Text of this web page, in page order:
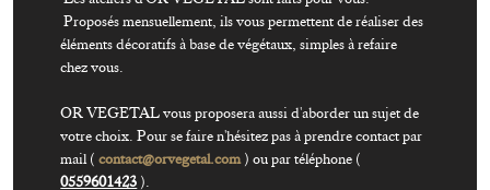
Proposés mensuellement, ils vous permettent de réaliser des
éléments décoratifs à base de végétaux, simples à refaire
chez vous.
OR VEGETAL vous proposera aussi d'aborder un sujet de
votre choix. Pour se faire n'hésitez pas à prendre contact par
mail ( contact@orvegetal.com ) ou par téléphone (
0559601423